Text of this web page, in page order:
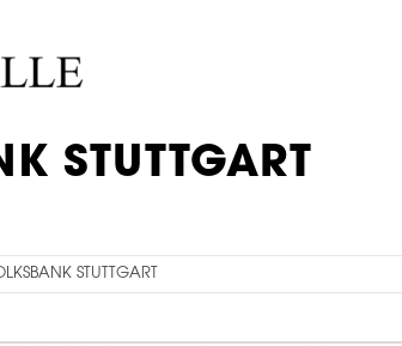
STUTTGART
STUTTGART